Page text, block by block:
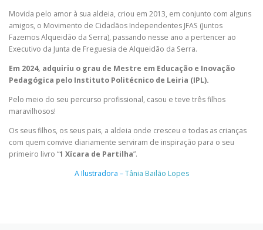
Movida pelo amor à sua aldeia, criou em 2013, em conjunto com alguns
amigos, o Movimento de Cidadãos Independentes JFAS (Juntos
Fazemos Alqueidão da Serra), passando nesse ano a pertencer ao
Executivo da Junta de Freguesia de Alqueidão da Serra.
Em 2024, adquiriu o grau de Mestre em Educação e Inovação
Pedagógica pelo Instituto Politécnico de Leiria (IPL).
Pelo meio do seu percurso profissional, casou e teve três filhos
maravilhosos!
Os seus filhos, os seus pais, a aldeia onde cresceu e todas as crianças
com quem convive diariamente serviram de inspiração para o seu
primeiro livro “1 Xícara de Partilha”.
A Ilustradora –Tânia Bailão Lopes